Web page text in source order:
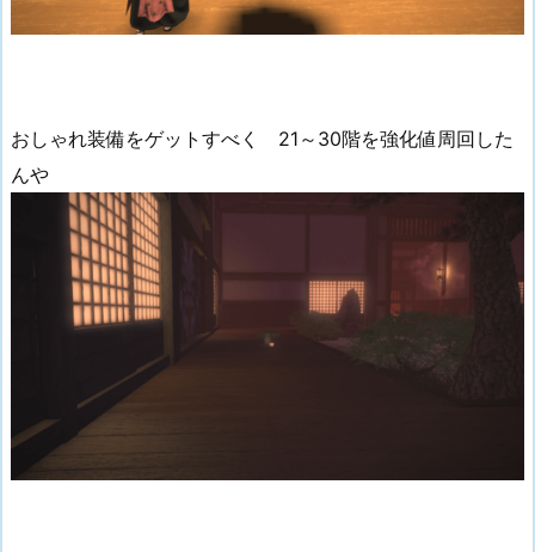
おしゃれ装備をゲットすべく 21～30階を強化値周回した
んや